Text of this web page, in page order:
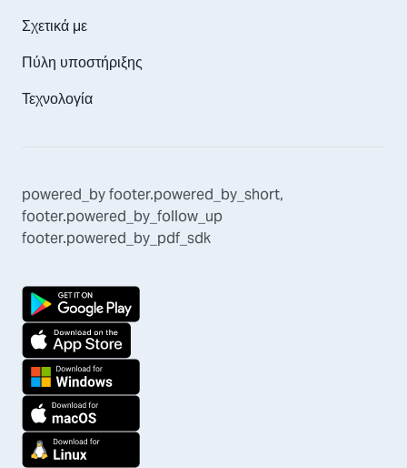
Σχετικά με
Πύλη υποστήριξης
Τεχνολογία
powered_byfooter.powered_by_short,
footer.powered_by_follow_up
footer.powered_by_pdf_sdk